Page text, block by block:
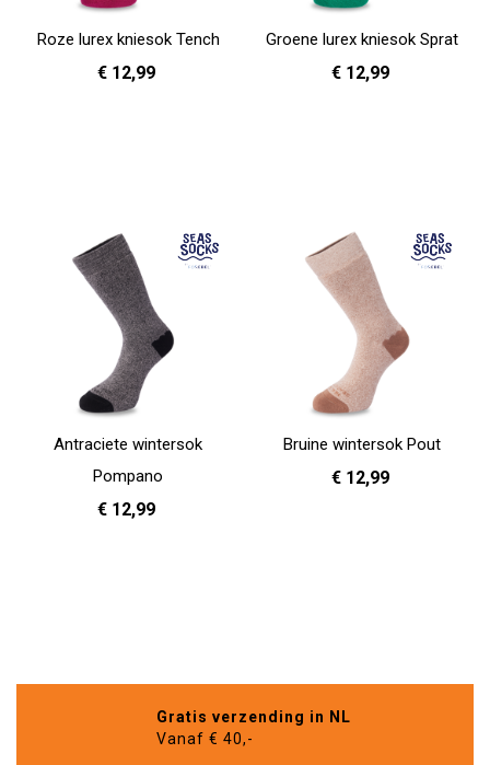
Roze lurex kniesok Tench
€ 12,99
Groene lurex kniesok Sprat
€ 12,99
Antraciete wintersok
Pompano
€ 12,99
Bruine wintersok Pout
€ 12,99
Gratis verzending in NL
Vanaf € 40,-